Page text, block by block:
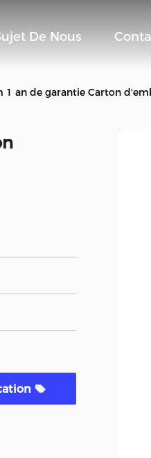
De Nous
1 an de garantie Carton